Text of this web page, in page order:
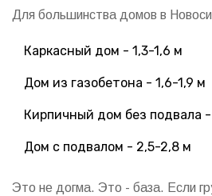
Для большинства домов в
Каркасный дом - 1,3-1,6 м
Дом из газобетона - 1,6-1,9 м
Кирпичный дом без подвала
Дом с подвалом - 2,5-2,8 м
Это не догма. Это - база. Если